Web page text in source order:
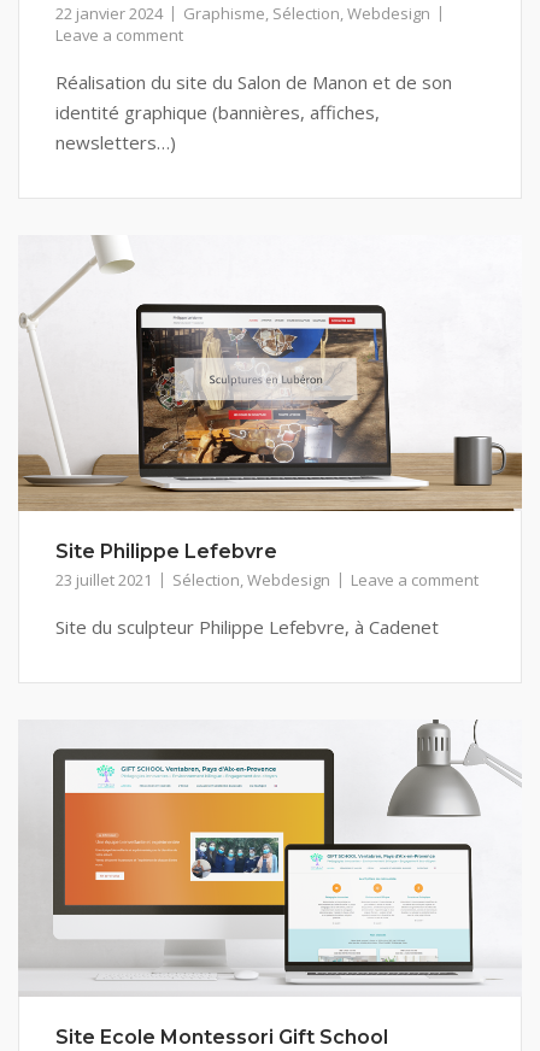
22 janvier 2024 Graphisme Sélection Webdesign
Leave a comment
Réalisation du site du Salon de Manon et de son
identité graphique (bannières, affiches,
newsletters…)
Site Philippe Lefebvre
23 juillet 2021 Sélection,Webdesign Leave a comment
Site du sculpteur Philippe Lefebvre, à Cadenet
Site Ecole Montessori Gift School